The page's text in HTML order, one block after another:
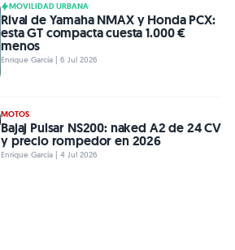
MOVILIDAD URBANA
Rival de Yamaha NMAX y Honda PCX:
esta GT compacta cuesta 1.000 €
menos
Enrique García | 6 Jul 2026
MOTOS
Bajaj Pulsar NS200: naked A2 de 24 CV
y precio rompedor en 2026
Enrique García | 4 Jul 2026